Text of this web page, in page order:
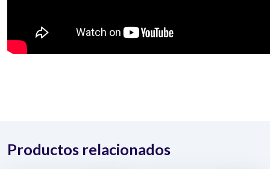
Productos relacionados